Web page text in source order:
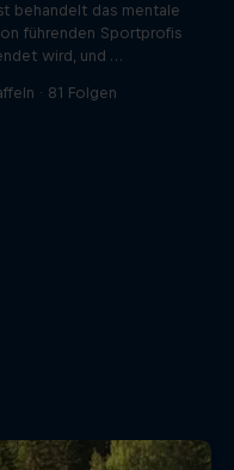
behandelt das mentale
führenden Sportprofis
wird, und …
· 81 Folgen